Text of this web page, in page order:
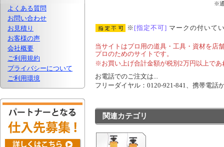
よくある質問
お問い合わせ
お見積り
お客様の声
会社概要
ご利用規約
プライバシーについて
ご利用環境
※
※ [指定不可] マークの付いて
当サイトはプロ用の道具・工具・資材を店
プロのためのサイトです。
※お買い上げ合計金額が税別2万円以上で
お電話でのご注文は...
フリーダイヤル：0120-921-841、携帯電
関連カテゴリ